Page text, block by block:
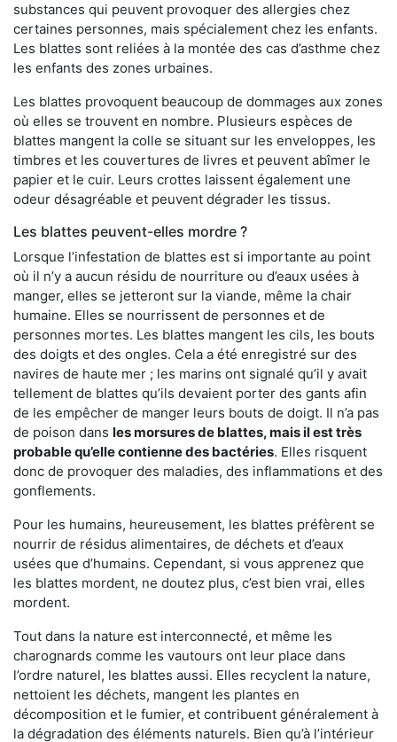
substances qui peuvent provoquer des allergies chez
certaines personnes, mais spécialement chez les enfants.
Les blattes sont reliées à la montée des cas d’asthme chez
les enfants des zones urbaines.
Les blattes provoquent beaucoup de dommages aux zones
où elles se trouvent en nombre. Plusieurs espèces de
blattes mangent la colle se situant sur les enveloppes, les
timbres et les couvertures de livres et peuvent abîmer le
papier et le cuir. Leurs crottes laissent également une
odeur désagréable et peuvent dégrader les tissus.
Les blattes peuvent-elles mordre ?
Lorsque l’infestation de blattes est si importante au point
où il n’y a aucun résidu de nourriture ou d’eaux usées à
manger, elles se jetteront sur la viande, même la chair
humaine. Elles se nourrissent de personnes et de
personnes mortes. Les blattes mangent les cils, les bouts
des doigts et des ongles. Cela a été enregistré sur des
navires de haute mer ; les marins ont signalé qu’il y avait
tellement de blattes qu’ils devaient porter des gants afin
de les empêcher de manger leurs bouts de doigt. Il n’a pas
de poison dans les morsures de blattes, mais il est très
probable qu’elle contienne des bactéries. Elles risquent
donc de provoquer des maladies, des inflammations et des
gonflements.
Pour les humains, heureusement, les blattes préfèrent se
nourrir de résidus alimentaires, de déchets et d’eaux
usées que d’humains. Cependant, si vous apprenez que
les blattes mordent, ne doutez plus, c’est bien vrai, elles
mordent.
Tout dans la nature est interconnecté, et même les
charognards comme les vautours ont leur place dans
l’ordre naturel, les blattes aussi. Elles recyclent la nature,
nettoient les déchets, mangent les plantes en
décomposition et le fumier, et contribuent généralement à
la dégradation des éléments naturels. Bien qu’à l’intérieur